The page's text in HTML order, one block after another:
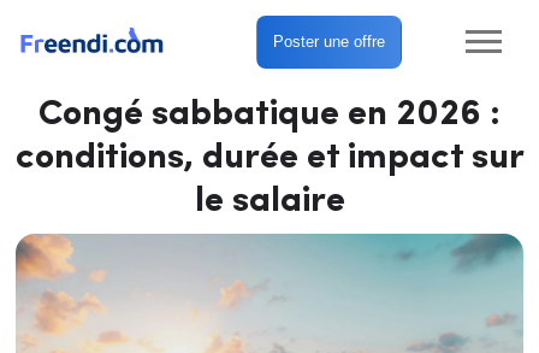
Poster une offre
Congé sabbatique en 2026 :
conditions, durée et impact sur
le salaire